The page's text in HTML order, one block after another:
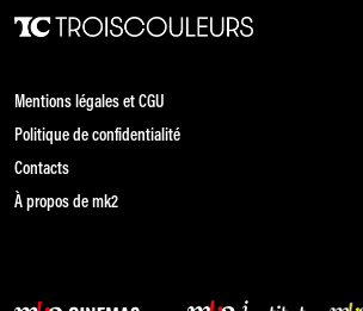
Mentions légales et CGU
Politique de confidentialité
Contacts
À propos de mk2